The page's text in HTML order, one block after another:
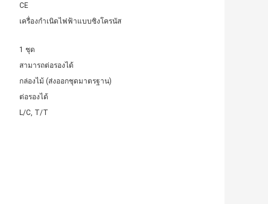
CE
เครื่องกำเนิดไฟฟ้าแบบซิงโครนัส
1 ชุด
สามารถต่อรองได้
กล่องไม้ (ส่งออกชุดมาตรฐาน)
ต่อรองได้
L/C, T/T